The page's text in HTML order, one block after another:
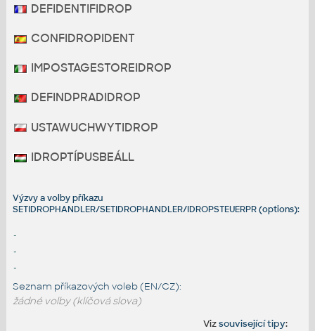
DEFIDENTIFIDROP
CONFIDROPIDENT
IMPOSTAGESTOREIDROP
DEFINDPRADIDROP
USTAWUCHWYTIDROP
IDROPTÍPUSBEÁLL
Výzvy a volby příkazu
SETIDROPHANDLER/SETIDROPHANDLER/IDROPSTEUERPR (options):
-
-
-
Seznam příkazových voleb (EN/CZ):
žádné volby (klíčová slova)
Vizsouvisející tipy: